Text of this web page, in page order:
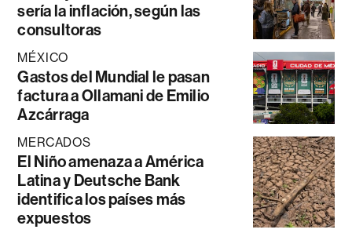
sería la inflación, según las
consultoras
MÉXICO
Gastos del Mundial le pasan
factura a Ollamani de Emilio
Azcárraga
MERCADOS
El Niño amenaza a América
Latina y Deutsche Bank
identifica los países más
expuestos